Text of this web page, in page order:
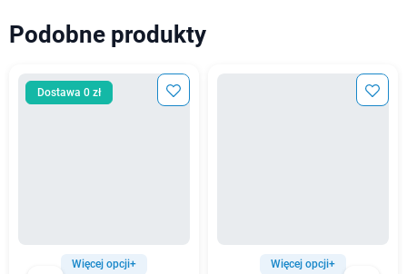
Podobne produkty
Dostawa 0 zł
Więcej opcji+ Więcej opcji+